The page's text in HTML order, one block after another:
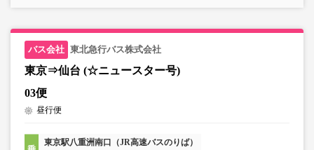
東北急行バス株式会社
東京⇒仙台 (☆ニュースター号)
03便
昼行便
東京駅八重洲南口（JR高速バスのりば）